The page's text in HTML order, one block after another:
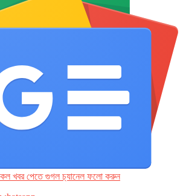
খবর পেতে গুগল চ‌্যানেল ফলো করুন